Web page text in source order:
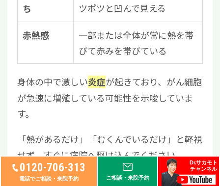
0120-706-313
電話でご相談・来院予約 ご相談・来院予約
Dr.サカモト
チャンネル
ち
ツポツと凹んで見える
赤熱感
一部または全体が常に熱を帯
びて赤みを帯びている
身体の中で激しい炎症が起きており、がん細胞
が急速に増殖している可能性を示唆していま
す。
「熱があるだけ」「むくんでいるだけ」と軽視
せず、すぐに病院へ駆け込んでください。